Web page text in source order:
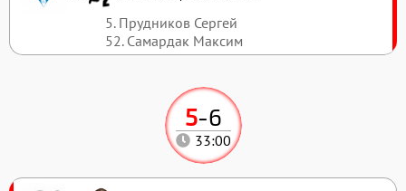
5-6
33:00
5. Прудников Сергей
52. Самардак Максим